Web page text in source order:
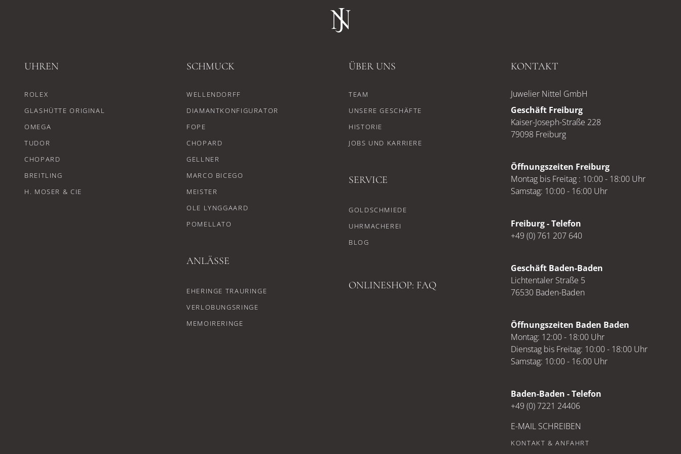
UHREN
ROLEX
GLASHÜTTE ORIGINAL
OMEGA
TUDOR
CHOPARD
BREITLING
H. MOSER & CIE
SCHMUCK
WELLENDORFF
DIAMANTKONFIGURATOR
FOPE
CHOPARD
GELLNER
MARCO BICEGO
MEISTER
OLE LYNGGAARD
POMELLATO
ANLÄSSE
EHERINGE TRAURINGE
VERLOBUNGSRINGE
MEMOIRERINGE
ÜBER UNS
TEAM
UNSERE GESCHÄFTE
HISTORIE
JOBS UND KARRIERE
SERVICE
GOLDSCHMIEDE
UHRMACHEREI
BLOG
ONLINESHOP: FAQ
KONTAKT
Juwelier Nittel GmbH
Geschäft Freiburg
Kaiser-Joseph-Straße 228
79098 Freiburg
Öffnungszeiten Freiburg
Montag bis Freitag : 10:00 - 18:00 Uhr
Samstag: 10:00 - 16:00 Uhr
Freiburg - Telefon
+49 (0) 761 207 640
Geschäft Baden-Baden
Lichtentaler Straße 5
76530 Baden-Baden
Öffnungszeiten Baden Baden
Montag: 12:00 - 18:00 Uhr
Dienstag bis Freitag: 10:00 - 18:00 Uhr
Samstag: 10:00 - 16:00 Uhr
Baden-Baden - Telefon
+49 (0) 7221 24406
E-MAIL SCHREIBEN
KONTAKT & ANFAHRT